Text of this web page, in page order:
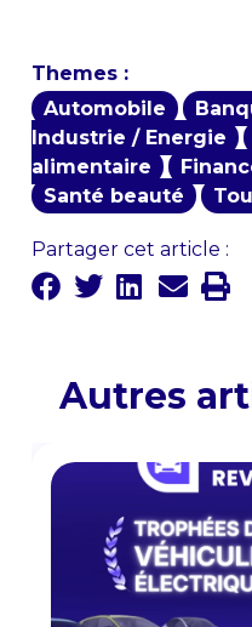
Themes :
Automobile
Industrie / Energie
alimentaire
Santé beauté
Partager cet article :
Autres